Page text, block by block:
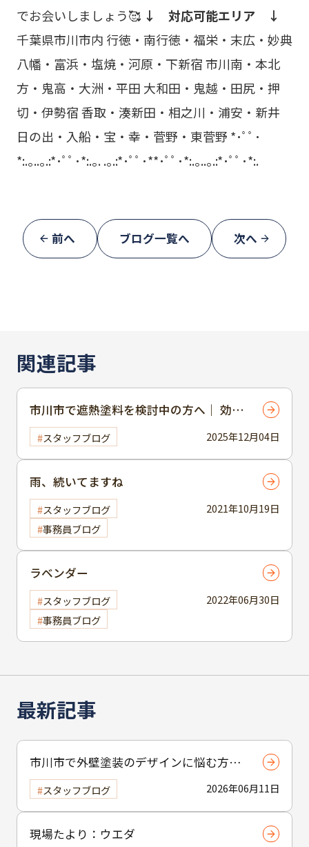
でお会いしましょう🥰 ↓ 対応可能エリア ↓
千葉県市川市内 行徳・南行徳・福栄・末広・妙典
八幡・富浜・塩焼・河原・下新宿 市川南・本北
方・鬼高・大洲・平田 大和田・鬼越・田尻・押
切・伊勢宿 香取・湊新田・相之川・浦安・新井
日の出・入船・宝・幸・菅野・東菅野 *･ﾟﾟ･
*:.｡..｡.:*･ﾟﾟ･*:.｡. .｡.:*･ﾟﾟ･**･ﾟﾟ･*:.｡..｡.:*･ﾟﾟ･*:.
前へ ブログ一覧へ 次へ
最新記事
市川市で外壁塗装のデザインに悩む方へ
｜ 色選びの失敗を防ぐポイント
2026年06月11日
スタッフブログ
現場たより：ウエダ
関連記事
2025年12月04日
市川市で遮熱塗料を検討中の方へ｜ 効
果・助成金・施工事例を徹底解説！
スタッフブログ
2021年10月19日
雨、続いてますね
スタッフブログ
事務員ブログ
2022年06月30日
ラベンダー
スタッフブログ
事務員ブログ